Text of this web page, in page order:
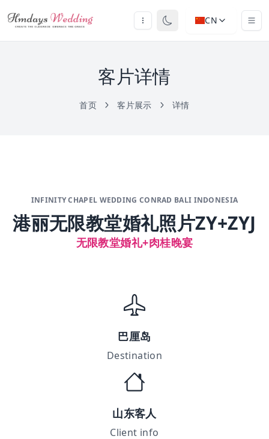
CN
客片详情
首页 客片展示 详情
INFINITY CHAPEL WEDDING CONRAD BALI INDONESIA
港丽无限教堂婚礼照片ZY+ZYJ
无限教堂婚礼+肉桂晚宴
巴厘岛
Destination
山东客人
Client info